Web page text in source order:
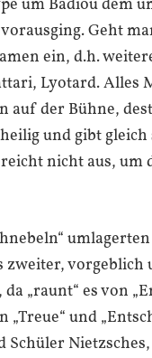
um Badiou dem
Geht
ein, d.h.
Lyotard. Alles
auf der Bühne,
und gibt
nicht aus, um
zweiter, vorgeblich
„raunt“ es von
„Treue“ und
Schüler